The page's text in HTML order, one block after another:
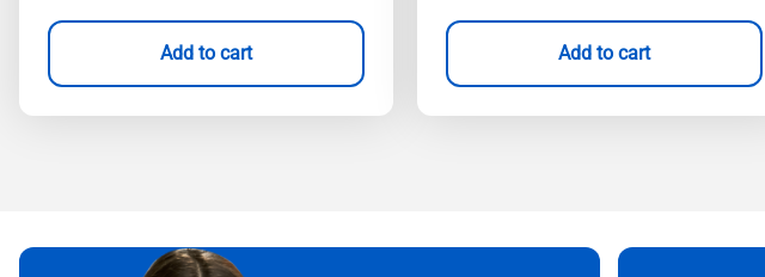
Add to cart Add to cart